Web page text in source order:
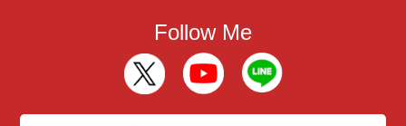
Follow Me